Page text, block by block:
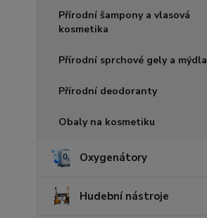
Přírodní šampony a vlasová
kosmetika
Přírodní sprchové gely a mýdla
Přírodní deodoranty
Obaly na kosmetiku
Oxygenátory
Hudební nástroje